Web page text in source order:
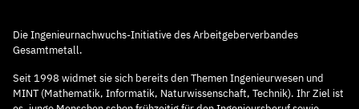
Die Ingenieurnachwuchs-Initiative des Arbeitgeberverbandes
Gesamtmetall.
Seit 1998 widmet sie sich bereits den Themen Ingenieurwesen und
MINT (Mathematik, Informatik, Naturwissenschaft, Technik). Ihr Ziel ist